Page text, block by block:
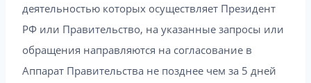
деятельностью которых осуществляет Президент
РФ или Правительство, на указанные запросы или
обращения направляются на согласование в
Аппарат Правительства не позднее чем за 5 дней